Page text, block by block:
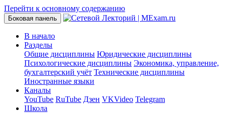
Перейти к основному содержанию
Боковая панель
В начало
Разделы
Общие дисциплины Юридические дисциплины
Психологические дисциплины Экономика, управление,
бухгалтерский учёт Технические дисциплины
Иностранные языки
Каналы
YouTube RuTube Дзен VKVideo Telegram
Школа